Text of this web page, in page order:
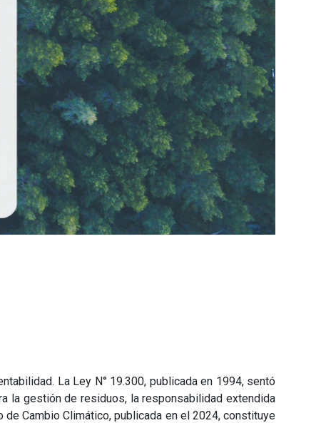
La Ley N° 19.300, publicada en 1994, sentó
la gestión de residuos, la responsabilidad extendida
de Cambio Climático, publicada en el 2024, constituye